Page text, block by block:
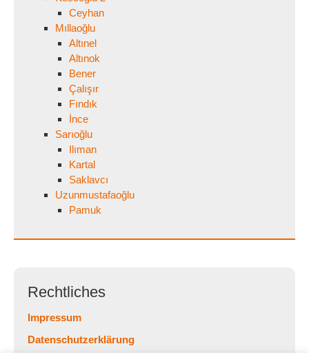
Ceyhan
Mıllaoğlu
Altınel
Altınok
Bener
Çalışır
Fındık
İnce
Sarıoğlu
Ilıman
Kartal
Saklavcı
Uzunmustafaoğlu
Pamuk
Rechtliches
Impressum
Datenschutzerklärung